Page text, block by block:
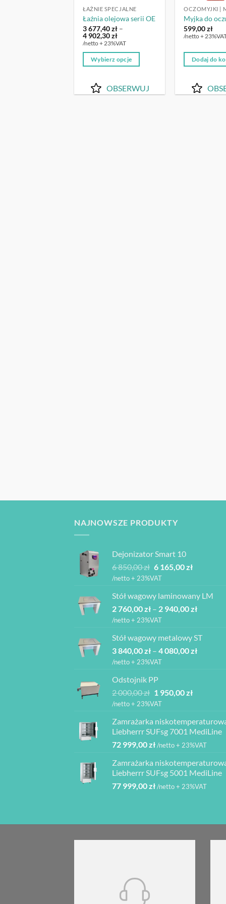
ŁAŹNIE SPECJALNE
Łaźnia olejowa serii OE
3 677,40zł –
4 902,30złZakres
cen:
677,40 zł
902,30 zł
/netto + 23%VAT
Wybierz opcje
produkt
ma
OBSERWUJ
Myjka do
599,00zł
/netto +
Dodaj do
NAJNOWSZE PRODUKTY
Dejonizator Smart 10
6 850,00zł Pierwotna
cena
6
850,00 zł.
6 165,00złAktualna
6
165,00 zł.
/netto + 23%VAT
Stół wagowy laminowany LM
2 760,00zł – 2 940,00złZakres
2
760,00 zł
/netto + 23%VAT
Stół wagowy metalowy ST
3 840,00zł – 4 080,00złZakres
080,00
/netto + 23%VAT
Odstojnik PP
2 000,00zł Pierwotna
cena
2
000,00 zł.
1 950,00złAktualna
1
950,00 zł.
/netto + 23%VAT
Zamrażarka
Liebherrr SUFsg 7001 MediLine
72 999,00zł/netto + 23%VAT
Zamrażarka
Liebherrr SUFsg 5001 MediLine
77 999,00zł/netto + 23%VAT